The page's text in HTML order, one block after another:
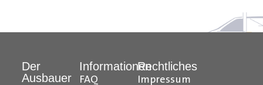
Der
Ausbauer
Informationen
FAQ
Rechtliches
Impressum